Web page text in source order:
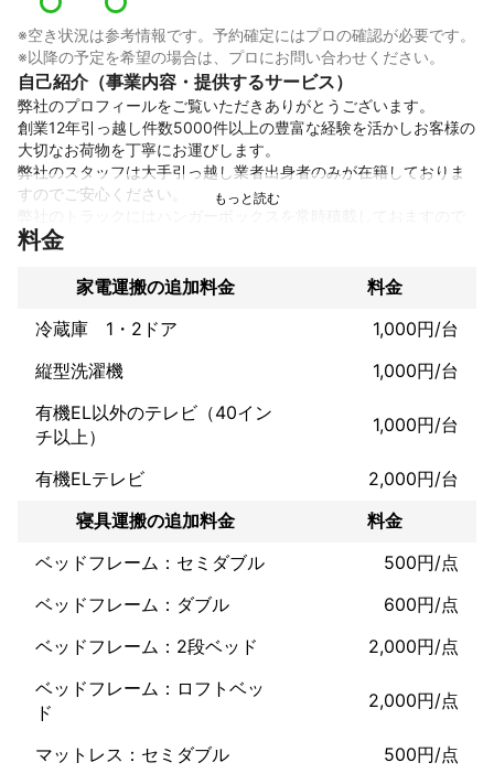
※空き状況は参考情報です。予約確定にはプロの確認が必要です。
※以降の予定を希望の場合は、プロにお問い合わせください。
自己紹介（事業内容・提供するサービス）
弊社のプロフィールをご覧いただきありがとうございます。
創業12年引っ越し件数5000件以上の豊富な経験を活かしお客様の
大切なお荷物を丁寧にお運びします。
弊社のスタッフは大手引っ越し業者出身者のみが在籍しておりま
すのでご安心ください。
ハンガーボックスが必要な場合はスタッフに直接お申し付け下さ
お客様からのご依頼を心よりお待ちしております。
これまでの実績
2014年4月弊社運営のリサイクルショップオープン
2022年7月ロックフェスFREEDOMNAGOYA協賛
2023年6月ロックフェスFREEDOMNAGOYA協賛
2024年10月DEliciousBUnsFESTIVAL協賛
アピールポイント
料金
家電運搬の追加料金
料金
冷蔵庫 1・2ドア
1,000円/台
縦型洗濯機
1,000円/台
有機EL以外のテレビ（40イン
チ以上）
1,000円/台
有機ELテレビ
2,000円/台
寝具運搬の追加料金
料金
ベッドフレーム：セミダブル
500円/点
ベッドフレーム：ダブル
600円/点
ベッドフレーム：2段ベッド
2,000円/点
ベッドフレーム：ロフトベッ
ド
2,000円/点
マットレス：セミダブル
500円/点